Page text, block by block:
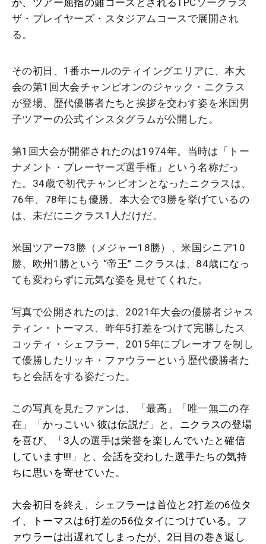
が、ツアー屈指の難コースとされるTPCソーグラス
ザ・プレイヤーズ・スタジアムコースで展開され
る。
その初日、1番ホールのティイングエリアに、本大
会の第1回大会チャンピオンのジャック・ニクラス
が登場、歴代優勝者たちと挨拶を交わす姿を米国男
子ツアーの公式インスタグラムが公開した。
第1回大会が開催されたのは1974年。当時は「トー
ナメント・プレーヤーズ選手権」という名称だっ
た。34歳で初代チャンピオンとなったニクラスは、
76年、78年にも優勝。本大会で3勝を挙げているの
は、未だにニクラス1人だけだ。
米国ツアー73勝（メジャー18勝）、米国シニア10
勝、欧州1勝という “帝王” ニクラスは、84歳になっ
ても変わらずに元気な姿を見せてくれた。
写真で公開されたのは、2021年大会の優勝者ジャス
ティン・トーマス、昨年5打差をつけて完勝したス
コッティ・シェフラー、2015年にプレーオフを制し
て優勝したリッキ・ファウラーという歴代優勝者た
ちと会話をする姿だった。
この写真を見たファンは、「最高」「唯一無二の存
在」「 かっこいい 彼は伝説だ」と、ニクラスの登場
を喜び、「3人の選手は栄誉を楽しんでいたと確信
しています!!!」と、会話を交わした選手たちの気持
ちに思いを寄せていた。
大会初日を終え、シェフラーは首位と2打差の6位タ
イ、トーマスは6打差の56位タイにつけている。フ
ァウラーは出遅れてしまったが、2日目の巻き返し